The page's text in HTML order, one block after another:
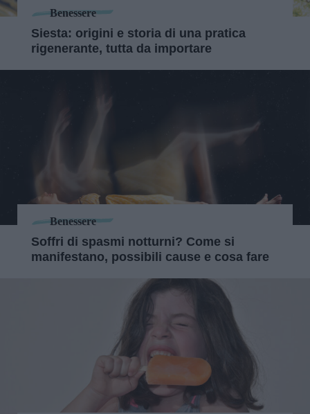
Benessere
Siesta: origini e storia di una pratica
rigenerante, tutta da importare
Benessere
Soffri di spasmi notturni? Come si
manifestano, possibili cause e cosa fare